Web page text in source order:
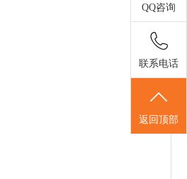
QQ咨询
联系电话
返回顶部